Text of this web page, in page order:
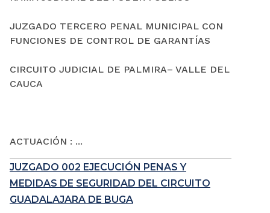
JUZGADO TERCERO PENAL MUNICIPAL CON
FUNCIONES DE CONTROL DE GARANTÍAS
CIRCUITO JUDICIAL DE PALMIRA– VALLE DEL
CAUCA
ACTUACIÓN : ...
JUZGADO 002 EJECUCIÓN PENAS Y
MEDIDAS DE SEGURIDAD DEL CIRCUITO
GUADALAJARA DE BUGA